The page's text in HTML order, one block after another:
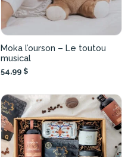
Moka l’ourson – Le toutou
musical
54,99 $